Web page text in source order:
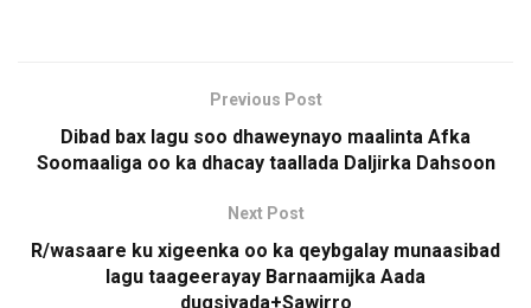
Previous Post
Dibad bax lagu soo dhaweynayo maalinta Afka
Soomaaliga oo ka dhacay taallada Daljirka Dahsoon
Next Post
R/wasaare ku xigeenka oo ka qeybgalay munaasibad
lagu taageerayay Barnaamijka Aada
dugsiyada+Sawirro